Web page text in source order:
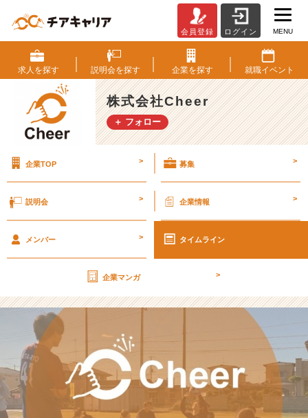
う
業
界
を
絞
っ
業
の
ン
グ
イ
ン
ト
あ
り
ま
す！
会員登録 ログイン MENU
求人を探す 説明会を探す 企業を探す 就職イベント
株式会社Cheer
＋ フォロー
企業TOP > 募集 >
説明会 > 企業情報 >
メンバー > タイムライン
企業マンガ >